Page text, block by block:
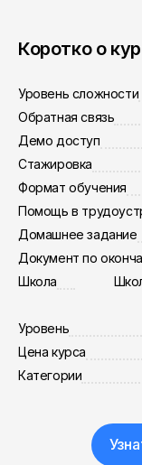
Коротко о
Уровень сложности
Обратная связь
Демо доступ
Стажировка
Формат обучения
Помощь в
Домашнее задание
Документ по
Школа
Уровень
Цена курса
Категории